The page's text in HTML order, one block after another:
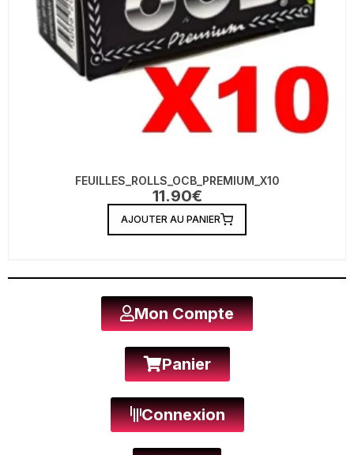
FEUILLES_ROLLS_OCB_PREMIUM_X10
11.90€
AJOUTER AU PANIER
Mon Compte
Panier
Connexion